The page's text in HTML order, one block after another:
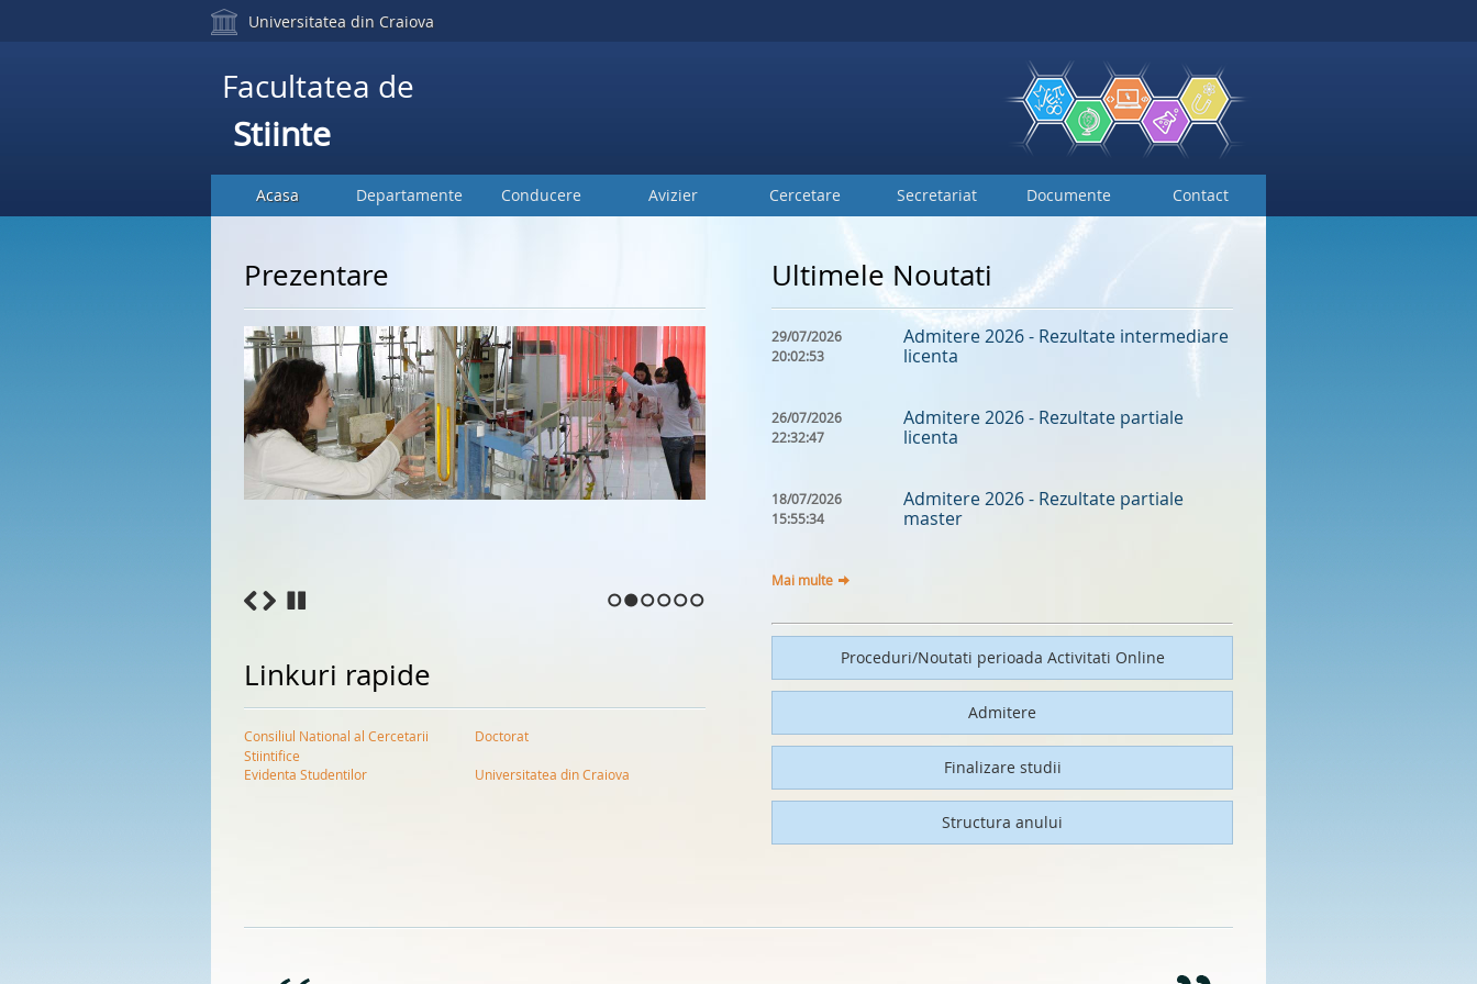
Universitatea din Craiova
Facultatea de
Stiinte
Acasa Departamente Conducere Avizier Cercetare Secretariat Documente Contact
Prezentare
Linkuri rapide
Consiliul National al Cercetarii
Stiintifice
Doctorat
Evidenta Studentilor Universitatea din Craiova
Ultimele Noutati
29/07/2026
20:02:53
Admitere 2026 - Rezultate intermediare
licenta
26/07/2026
22:32:47
Admitere 2026 - Rezultate partiale
licenta
18/07/2026
15:55:34
Admitere 2026 - Rezultate partiale
master
Mai multe
Proceduri/Noutati perioada Activitati Online
Admitere
Finalizare studii
Structura anului